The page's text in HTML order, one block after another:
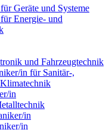
Geräte und Systeme
Energie- und
und Fahrzeugtechnik
in für Sanitär-,
in
in
in